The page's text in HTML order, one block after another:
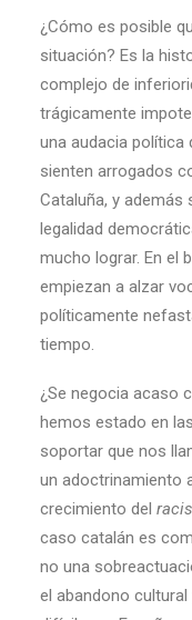
¿Cómo es posible
situación? Es la
complejo de
trágicamente
una audacia política
sienten arrogados
Cataluña, y además
legalidad
mucho lograr. En el
empiezan a alzar
políticamente
tiempo.
¿Se negocia acaso
hemos estado en
soportar que nos
un adoctrinamiento
crecimiento del
caso catalán es
no una
el abandono